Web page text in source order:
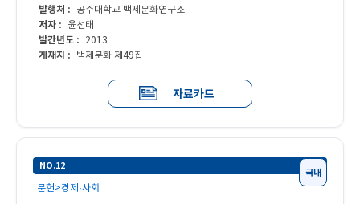
발행처 : 공주대학교 백제문화연구소
저자 : 윤선태
발간년도 : 2013
게재지 : 백제문화 제49집
자료카드
NO.12
문헌>경제·사회
국내